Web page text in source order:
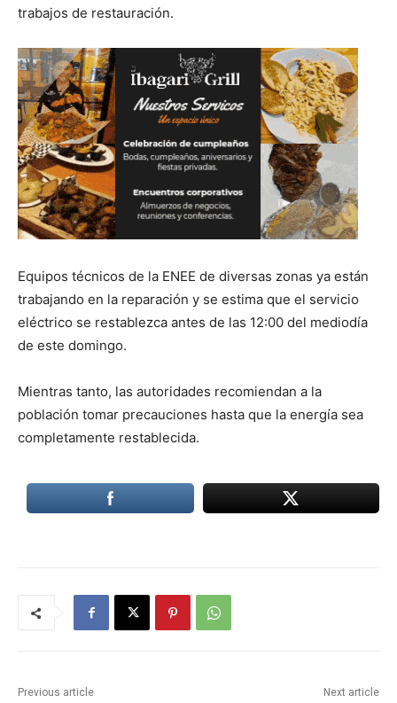
trabajos de restauración.
Equipos técnicos de la ENEE de diversas zonas ya están
trabajando en la reparación y se estima que el servicio
eléctrico se restablezca antes de las 12:00 del mediodía
de este domingo.
Mientras tanto, las autoridades recomiendan a la
población tomar precauciones hasta que la energía sea
completamente restablecida.
Previous article Next article